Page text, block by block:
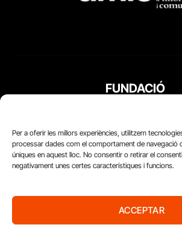
Per a oferir les millors experiències, utilitzem
processar dades com el comportament de navegació
úniques en aquest lloc. No consentir o retirar el
negativament unes certes característiques i funcions.
ACCEPTAR
FUNDACIÓ